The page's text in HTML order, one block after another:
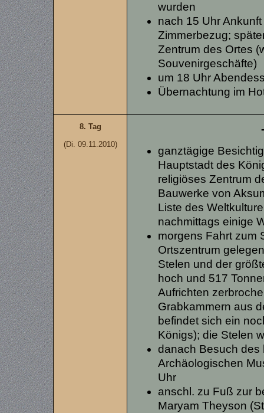
wurden
nach 15 Uhr
Zimmerbezug;
Zentrum des Ortes
Souvenirgeschäfte)
um 18 Uhr
Übernachtung im
8. Tag
(Di. 09.11.2010)
ganztägige
Hauptstadt des
religiöses Zentrum
Bauwerke von
Liste des
nachmittags einige
morgens Fahrt zum
Ortszentrum
Stelen und der
hoch und 517
Aufrichten
Grabkammern aus
befindet sich ein
Königs); die Stelen
danach Besuch
Archäologischen
Uhr
anschl. zu Fuß zur
Maryam Theyson